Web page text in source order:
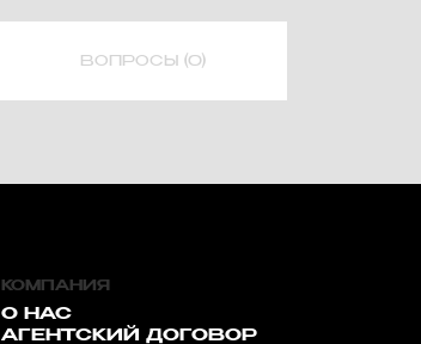
ВОПРОСЫ (0)
КОМПАНИЯ
О НАС
АГЕНТСКИЙ ДОГОВОР